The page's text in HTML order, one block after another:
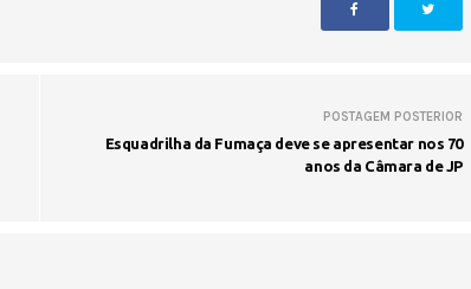
POSTAGEM POSTERIOR
Esquadrilha da Fumaça deve se apresentar nos 70
anos da Câmara de JP